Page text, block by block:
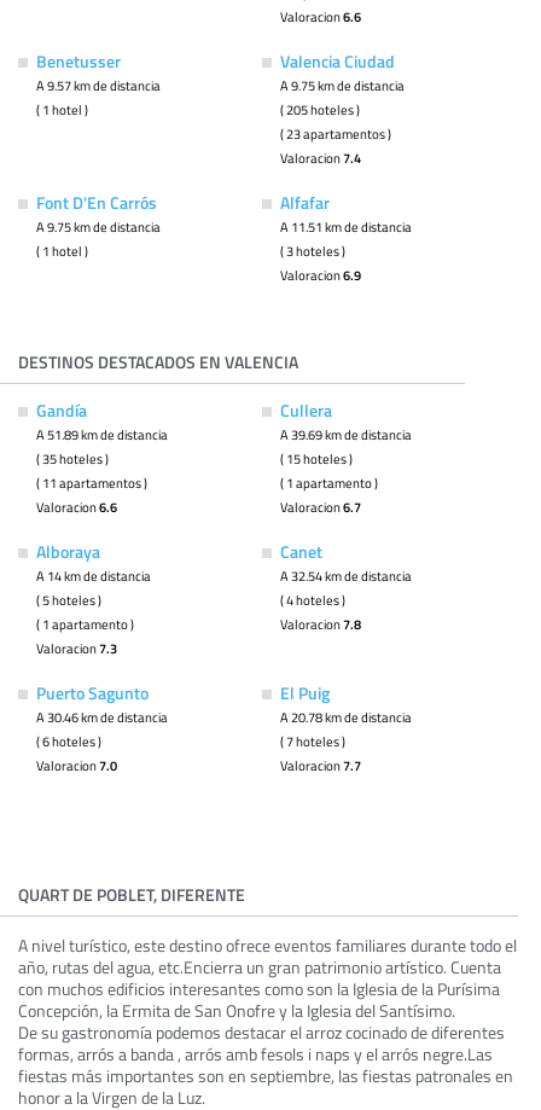
Valoracion6.6
Benetusser
A 9.57 km de distancia
( 1 hotel )
Valencia Ciudad
A 9.75 km de distancia
( 205 hoteles )
( 23 apartamentos )
Valoracion7.4
Font D'En Carrós
A 9.75 km de distancia
( 1 hotel )
Alfafar
A 11.51 km de distancia
( 3 hoteles )
Valoracion6.9
DESTINOS DESTACADOS EN VALENCIA
Gandía
A 51.89 km de distancia
( 35 hoteles )
( 11 apartamentos )
Valoracion6.6
Cullera
A 39.69 km de distancia
( 15 hoteles )
( 1 apartamento )
Valoracion6.7
Alboraya
A 14 km de distancia
( 5 hoteles )
( 1 apartamento )
Valoracion7.3
Canet
A 32.54 km de distancia
( 4 hoteles )
Valoracion7.8
Puerto Sagunto
A 30.46 km de distancia
( 6 hoteles )
Valoracion7.0
El Puig
A 20.78 km de distancia
( 7 hoteles )
Valoracion7.7
QUART DE POBLET, DIFERENTE
A nivel turístico, este destino ofrece eventos familiares durante todo el
año, rutas del agua, etc.Encierra un gran patrimonio artístico. Cuenta
con muchos edificios interesantes como son la Iglesia de la Purísima
Concepción, la Ermita de San Onofre y la Iglesia del Santísimo.
De su gastronomía podemos destacar el arroz cocinado de diferentes
formas, arrós a banda , arrós amb fesols i naps y el arrós negre.Las
fiestas más importantes son en septiembre, las fiestas patronales en
honor a la Virgen de la Luz.